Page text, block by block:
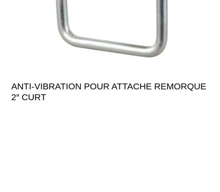
ANTI-VIBRATION POUR ATTACHE REMORQUE
2″ CURT